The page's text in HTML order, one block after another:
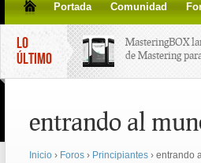
Portada Comunidad
LO
ÚLTIMO
MasteringBOX
de Mastering
line gratis!
Korg lanza SDD-
entrando al
Inicio › Foros › Principiantes › entrando